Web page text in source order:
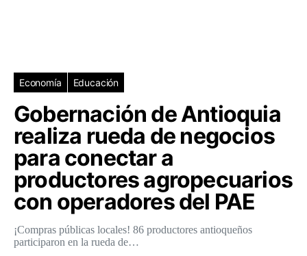
Economía Educación
Gobernación de Antioquia
realiza rueda de negocios
para conectar a
productores agropecuarios
con operadores del PAE
¡Compras públicas locales! 86 productores antioqueños
participaron en la rueda de…